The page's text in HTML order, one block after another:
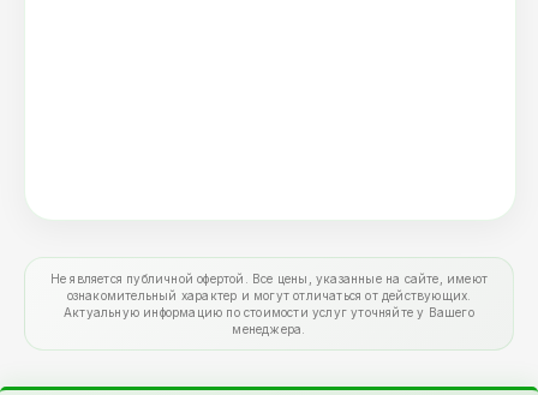
Не является публичной офертой. Все цены, указанные на сайте, имеют
ознакомительный характер и могут отличаться от действующих.
Актуальную информацию по стоимости услуг уточняйте у Вашего
менеджера.